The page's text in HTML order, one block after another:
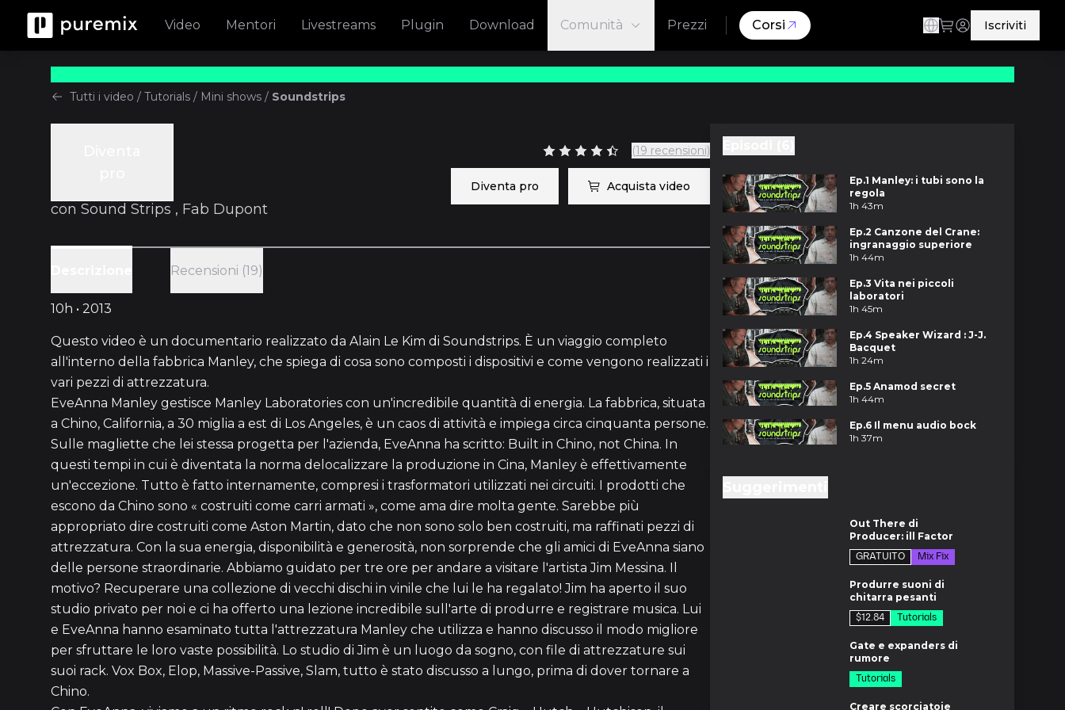
Video Mentori Livestreams Plugin Download Comunità Prezzi Corsi Iscriviti
Tutti i video / Tutorials / Mini shows / Soundstrips
con Sound Strips , Fab Dupont
(19 recensioni)
Diventa pro Acquista video
Recensioni (19)
10h • 2013
Questo video è un documentario realizzato da Alain Le Kim di Soundstrips. È un viaggio completo
all'interno della fabbrica Manley, che spiega di cosa sono composti i dispositivi e come vengono realizzati i
vari pezzi di attrezzatura.
EveAnna Manley gestisce Manley Laboratories con un'incredibile quantità di energia. La fabbrica, situata
a Chino, California, a 30 miglia a est di Los Angeles, è un caos di attività e impiega circa cinquanta persone.
Sulle magliette che lei stessa progetta per l'azienda, EveAnna ha scritto: Built in Chino, not China. In
questi tempi in cui è diventata la norma delocalizzare la produzione in Cina, Manley è effettivamente
un'eccezione. Tutto è fatto internamente, compresi i trasformatori utilizzati nei circuiti. I prodotti che
escono da Chino sono « costruiti come carri armati », come ama dire molta gente. Sarebbe più
appropriato dire costruiti come Aston Martin, dato che non sono solo ben costruiti, ma raffinati pezzi di
attrezzatura. Con la sua energia, disponibilità e generosità, non sorprende che gli amici di EveAnna siano
delle persone straordinarie. Abbiamo guidato per tre ore per andare a visitare l'artista Jim Messina. Il
motivo? Recuperare una collezione di vecchi dischi in vinile che lui le ha regalato! Jim ha aperto il suo
studio privato per noi e ci ha offerto una lezione incredibile sull'arte di produrre e registrare musica. Lui
e EveAnna hanno esaminato tutta l'attrezzatura Manley che utilizza e hanno discusso il modo migliore
per sfruttare le loro vaste possibilità. Lo studio di Jim è un luogo da sogno, con file di attrezzature sui
suoi rack. Vox Box, Elop, Massive-Passive, Slam, tutto è stato discusso a lungo, prima di dover tornare a
Chino.
Ep.1 Manley: i tubi sono la
regola
1h 43m
Ep.2 Canzone del Crane:
ingranaggio superiore
1h 44m
Ep.3 Vita nei piccoli
laboratori
1h 45m
Ep.4 Speaker Wizard : J-J.
Bacquet
1h 24m
Ep.5 Anamod secret
1h 44m
Ep.6 Il menu audio bock
1h 37m
Out There di
Producer: ill Factor
GRATUITO
Mix Fix
Produrre suoni di
chitarra pesanti
$12.84
Tutorials
Gate e expanders di
rumore
Tutorials
Creare scorciatoie